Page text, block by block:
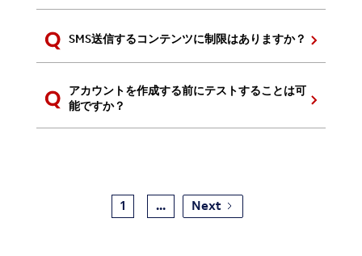
SMS送信するコンテンツに制限はありますか？
アカウントを作成する前にテストすることは可
能ですか？
1 ... Next